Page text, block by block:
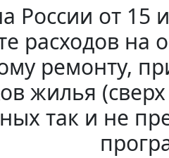
от 15
расходов на
ремонту,
жилья
так и не